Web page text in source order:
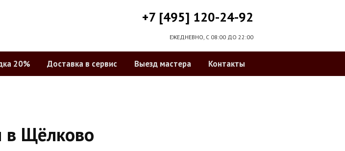
+7 [495] 120-24-92
ЕЖЕДНЕВНО, С 08:00 ДО 22:00
20% Доставка в сервис Выезд мастера Контакты
в Щёлково